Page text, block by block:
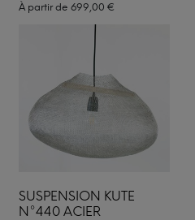
À partir de 699,00 €
SUSPENSION KUTE
N°440 ACIER